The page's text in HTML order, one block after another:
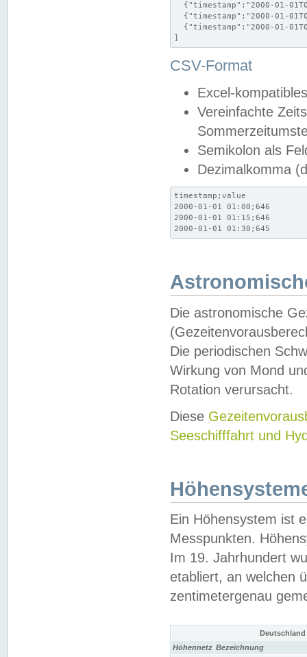
{"timestamp":"2000-01-
{"timestamp":"2000-01-
{"timestamp":"2000-01-
]
CSV-Format
Excel-
Vereinfachte
Semikolon als
Dezimalkomma
timestamp;value
2000-01-01 01:00;646
2000-01-01 01:15;646
2000-01-01 01:30;645
Die astronomische
Die periodischen
Wirkung von Mond
Rotation verursacht.
Diese
Seeschifffahrt und
Ein Höhensystem ist
Messpunkten.
Im 19. Jahrhundert
etabliert, an welchen
zentimetergenau
Höhennetz Bezeichnung